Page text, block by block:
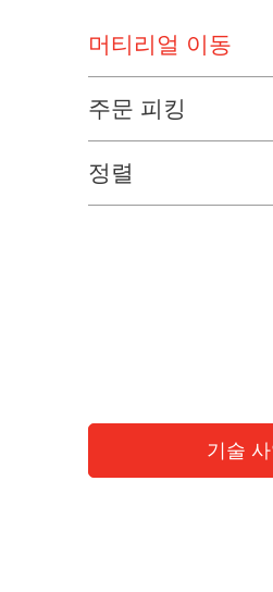
머티리얼 이동
주문 피킹
정렬
기술